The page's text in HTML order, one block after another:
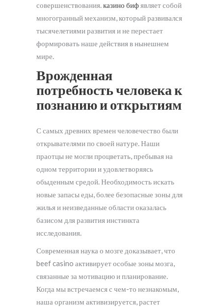
совершенствования.казино бифявляет собой
многогранный механизм, который развивался
тысячелетиями развития и не перестает
формировать наше действия в нынешнем
мире.
Врожденная
потребность человека к
познанию и открытиям
С самых древних времен человечество были
открывателями по своей натуре. Наши
праотцы не могли процветать, пребывая на
одном территории и удовлетворяясь
обыденным средой. Необходимость искать
новые запасы еды, более безопасные зоны для
жилья и неизведанные области оказалась
базисом для развития инстинкта
исследования.
Современная наука о мозге доказывает, что
beef casino активирует особые зоны мозга,
связанные за мотивацию и планирование.
Когда мы встречаемся с чем-то незнакомым,
наша организм активизируется, растет